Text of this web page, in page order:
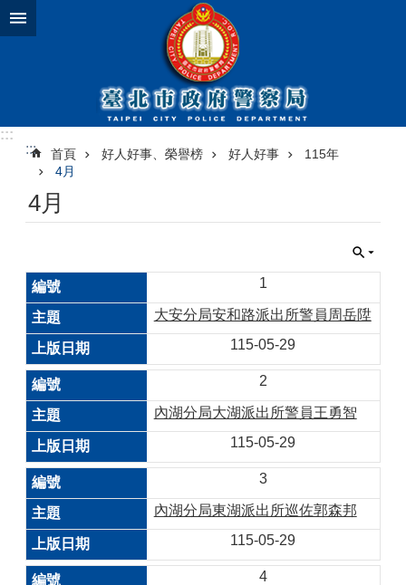
跳到主要內容區塊
:::
:::
首頁 好人好事、榮譽榜 好人好事
115年
4月
4月
1
大安分局安和路派出所警員周岳陞
115-05-29
2
內湖分局大湖派出所警員王勇智
115-05-29
3
內湖分局東湖派出所巡佐郭森邦
115-05-29
4